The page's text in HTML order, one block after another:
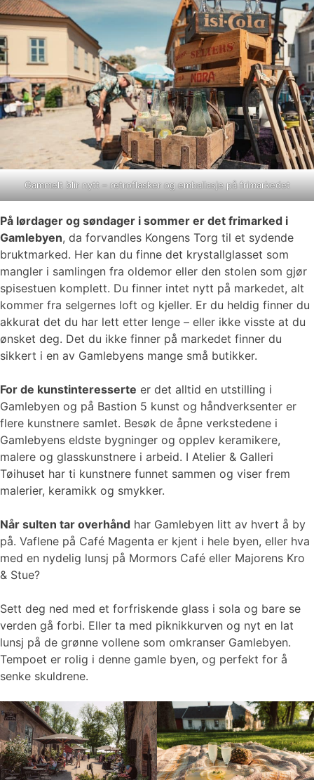
Gammelt blir nytt – retroflasker og emballasje på frimarkedet
På lørdager og søndager i sommer er det frimarked i
Gamlebyen, da forvandles Kongens Torg til et sydende
bruktmarked. Her kan du finne det krystallglasset som
mangler i samlingen fra oldemor eller den stolen som gjør
spisestuen komplett. Du finner intet nytt på markedet, alt
kommer fra selgernes loft og kjeller. Er du heldig finner du
akkurat det du har lett etter lenge – eller ikke visste at du
ønsket deg. Det du ikke finner på markedet finner du
sikkert i en av Gamlebyens mange små butikker.
For de kunstinteresserte er det alltid en utstilling i
Gamlebyen og på Bastion 5 kunst og håndverksenter er
flere kunstnere samlet. Besøk de åpne verkstedene i
Gamlebyens eldste bygninger og opplev keramikere,
malere og glasskunstnere i arbeid. I Atelier & Galleri
Tøihuset har ti kunstnere funnet sammen og viser frem
malerier, keramikk og smykker.
Når sulten tar overhånd har Gamlebyen litt av hvert å by
på. Vaflene på Café Magenta er kjent i hele byen, eller hva
med en nydelig lunsj på Mormors Café eller Majorens Kro
& Stue?
Sett deg ned med et forfriskende glass i sola og bare se
verden gå forbi. Eller ta med piknikkurven og nyt en lat
lunsj på de grønne vollene som omkranser Gamlebyen.
Tempoet er rolig i denne gamle byen, og perfekt for å
senke skuldrene.